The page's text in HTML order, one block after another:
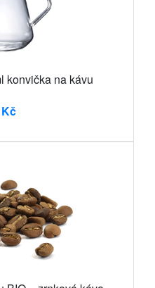
konvička na kávu